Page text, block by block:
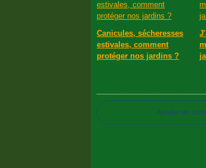
Canicules, sécheresses
estivales, comment
protéger nos jardins ?
Ajouter un